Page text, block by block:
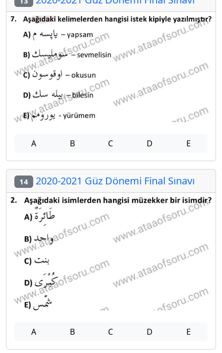
A B C D E
14 2020-2021 Güz Dönemi Final Sınavı
A B C D E